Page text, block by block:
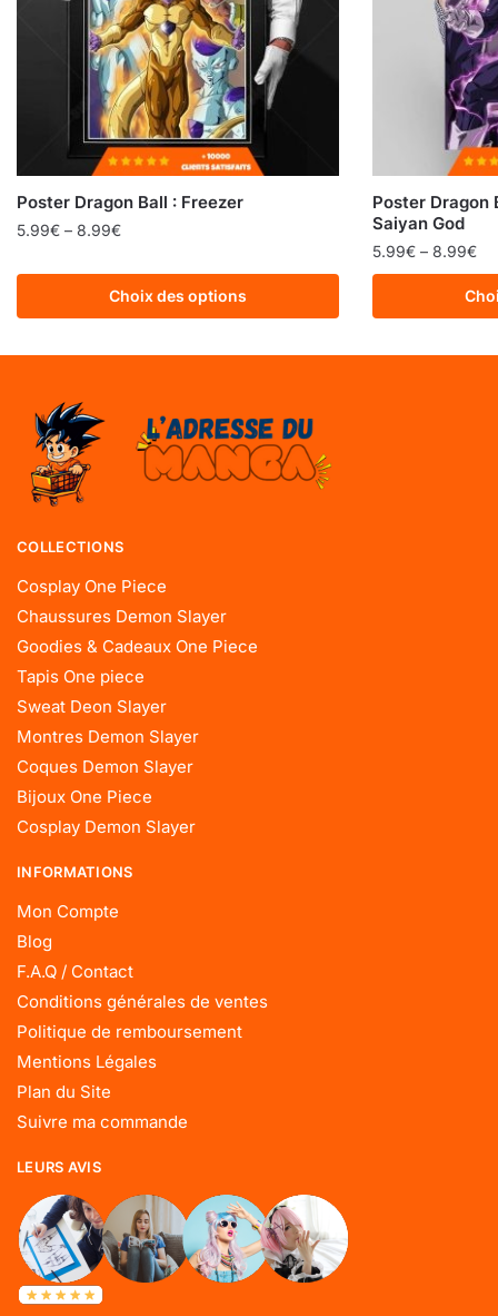
Poster Dragon Ball : Freezer
5.99€ – 8.99€
Choix des options
Poster Dragon
Saiyan God
5.99€ – 8.99€
COLLECTIONS
Cosplay One Piece
Chaussures Demon Slayer
Goodies & Cadeaux One Piece
Tapis One piece
Sweat Deon Slayer
Montres Demon Slayer
Coques Demon Slayer
Bijoux One Piece
Cosplay Demon Slayer
INFORMATIONS
Mon Compte
Blog
F.A.Q / Contact
Conditions générales de ventes
Politique de remboursement
Mentions Légales
Plan du Site
Suivre ma commande
LEURS AVIS